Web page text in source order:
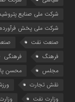
شرکت ملی صنایع
شرکت ملی پخش
صنعت نفت
فرهنگ
فرهنگی
مجلس
محسن
نقش تجارت
وزارت نفت